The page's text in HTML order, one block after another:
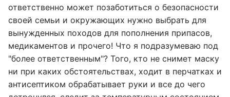
ответственно может позаботиться о безопасности
своей семьи и окружающих нужно выбрать для
вынужденных походов для пополнения припасов,
медикаментов и прочего! Что я подразумеваю под
"более ответственным"? Того, кто не снимет маску
ни при каких обстоятельствах, ходит в перчатках и
антисептиком обрабатывает руки и все до чего